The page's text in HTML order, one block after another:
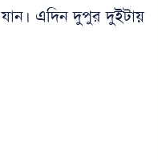
যান। এদিন দুপুর দুইটায়